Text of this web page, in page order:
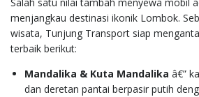
Salah satu nilai tambah menyewa mobil
menjangkau destinasi ikonik Lombok.
wisata, Tunjung Transport siap
terbaik berikut:
Mandalika & Kuta Mandalika â€”
dan deretan pantai berpasir putih